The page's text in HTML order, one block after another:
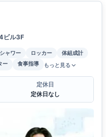
ビル3F
シャワー ロッカー
体組成計
ー 食事指導 もっと見る
定休日
定休日なし